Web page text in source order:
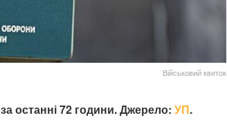
Військовий квиток
останні 72 години. Джерело: УП.